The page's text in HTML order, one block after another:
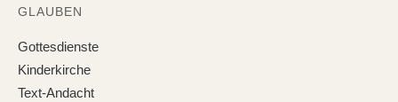
GLAUBEN
Gottesdienste
Kinderkirche
Text-Andacht